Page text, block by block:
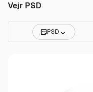
Vejr PSD
PSD